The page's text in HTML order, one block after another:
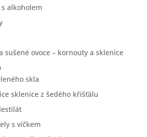
alkoholem
sušené ovoce – kornouty a sklenice
skla
sklenice z šedého křišťálu
s víčkem